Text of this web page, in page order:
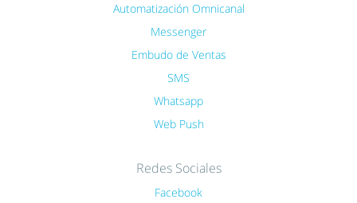
Automatización Omnicanal
Messenger
Embudo de Ventas
SMS
Whatsapp
Web Push
Redes Sociales
Facebook